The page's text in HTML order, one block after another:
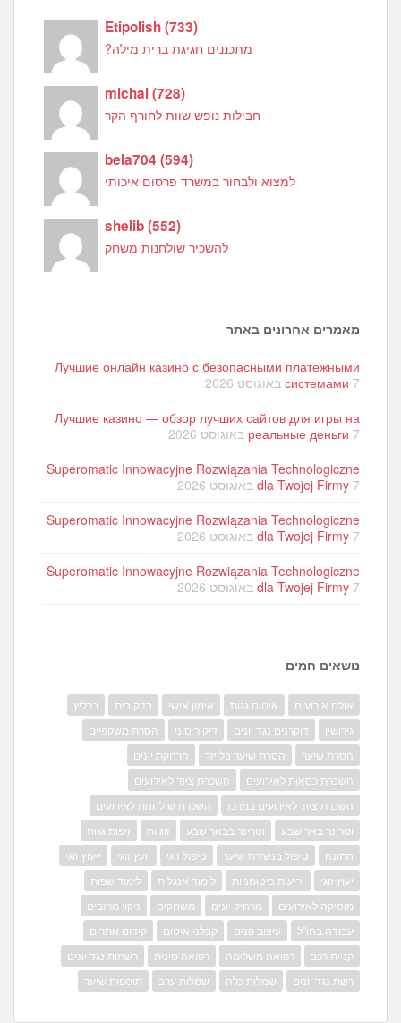
Etipolish(733)
מתכננים חגיגת ברית מילה?
michal(728)
חבילות נופש שוות לחורף הקר
bela704(594)
למצוא ולבחור במשרד פרסום איכותי
shelib(552)
להשכיר שולחנות משחק
מאמרים אחרונים באתר
Лучшие онлайн казино с безопасными платежными
системами 7 באוגוסט 2026
Лучшие казино — обзор лучших сайтов для игры на
реальные деньги 7 באוגוסט 2026
Superomatic Innowacyjne Rozwiązania Technologiczne
dla Twojej Firmy 7 באוגוסט 2026
Superomatic Innowacyjne Rozwiązania Technologiczne
dla Twojej Firmy 7 באוגוסט 2026
Superomatic Innowacyjne Rozwiązania Technologiczne
dla Twojej Firmy 7 באוגוסט 2026
נושאים חמים
אולם אירועים איטום גגות אימון אישי בדק בית
ברליץ
גירושין
דוקרנים נגד יונים דיקור סיני
הסרת משקפיים
הסרת שיער
הסרת שיער בלייזר
הרחקת יונים
השכרת כסאות לאירועים
השכרת ציוד לאירועים
השכרת ציוד לאירועים במרכז
השכרת שולחנות לאירועים
וטרינר באר שבע
וטרינר בבאר שבע זוגיות
זיפות גגות
חתונה
טיפול בנשירת שיער טיפול זוגי יועץ זוגי
ייעוץ זוגי
יעוץ זוגי
יריעות ביטומניות לימוד אנגלית
לימוד שפות
מוסיקה לאירועים
מרחיק יונים משחקים
ניקוי מרזבים
עבודה בחו"ל
עיצוב פנים קבלני איטום
קידום אתרים
קניית רכב
רפואה משלימה רפואה סינית
רשתות נגד יונים
רשת נגד יונים
שמלות כלה שמלות ערב תוספות שיער